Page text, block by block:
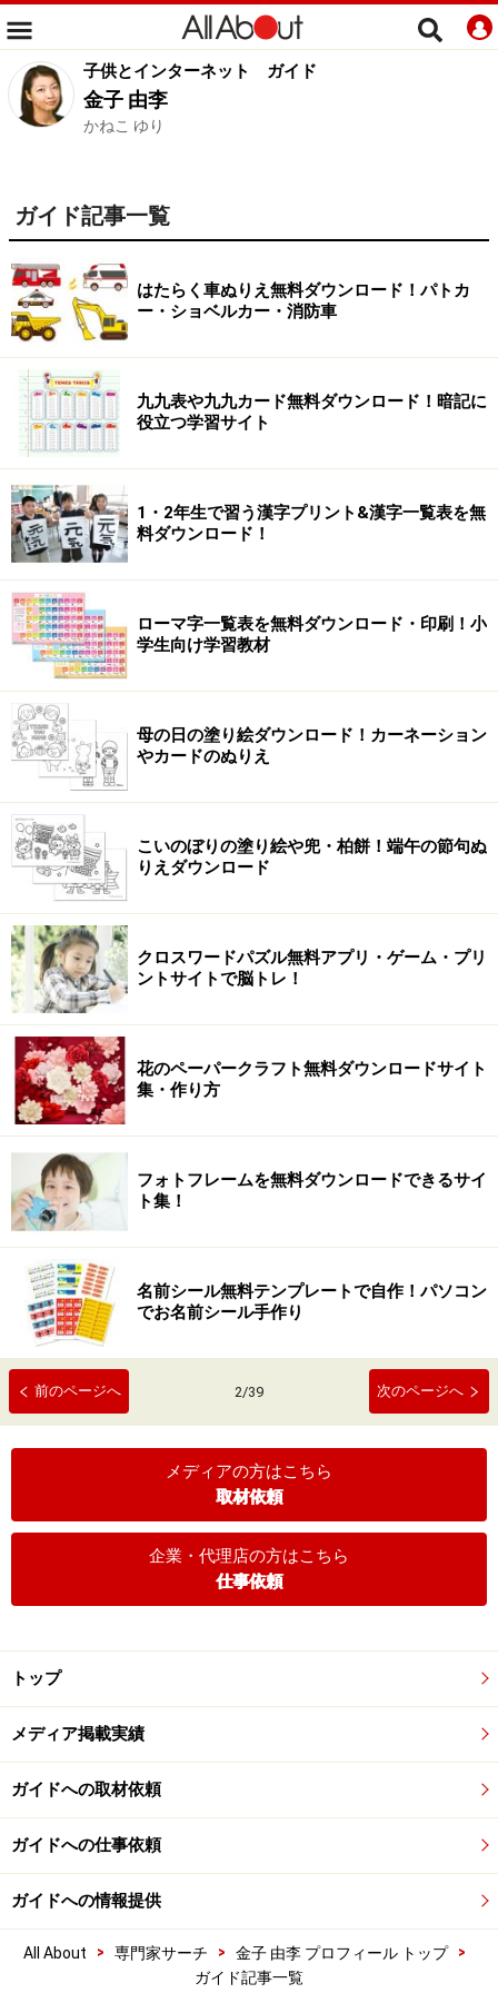
子供とインターネット ガイド
金子 由李
かねこ ゆり
ガイド記事一覧
はたらく車ぬりえ無料ダウンロード！パトカ
ー・ショベルカー・消防車
九九表や九九カード無料ダウンロード！暗記に
役立つ学習サイト
1・2年生で習う漢字プリント&漢字一覧表を無
料ダウンロード！
ローマ字一覧表を無料ダウンロード・印刷！小
学生向け学習教材
母の日の塗り絵ダウンロード！カーネーション
やカードのぬりえ
こいのぼりの塗り絵や兜・柏餅！端午の節句ぬ
りえダウンロード
クロスワードパズル無料アプリ・ゲーム・プリ
ントサイトで脳トレ！
花のペーパークラフト無料ダウンロードサイト
集・作り方
フォトフレームを無料ダウンロードできるサイ
ト集！
名前シール無料テンプレートで自作！パソコン
でお名前シール手作り
前のページへ 2/39 次のページへ
メディアの方はこちら
取材依頼
企業・代理店の方はこちら
仕事依頼
トップ
メディア掲載実績
ガイドへの取材依頼
ガイドへの仕事依頼
ガイドへの情報提供
All About > 専門家サーチ > 金子 由李 プロフィール トップ
>
ガイド記事一覧